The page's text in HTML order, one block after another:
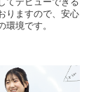
りますので、安心
境です。